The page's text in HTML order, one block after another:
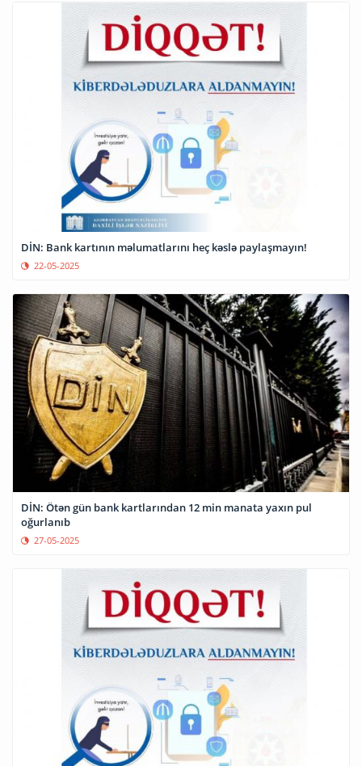
DİN: Bank kartının məlumatlarını heç kəslə paylaşmayın!
22-05-2025
DİN: Ötən gün bank kartlarından 12 min manata yaxın pul
oğurlanıb
27-05-2025